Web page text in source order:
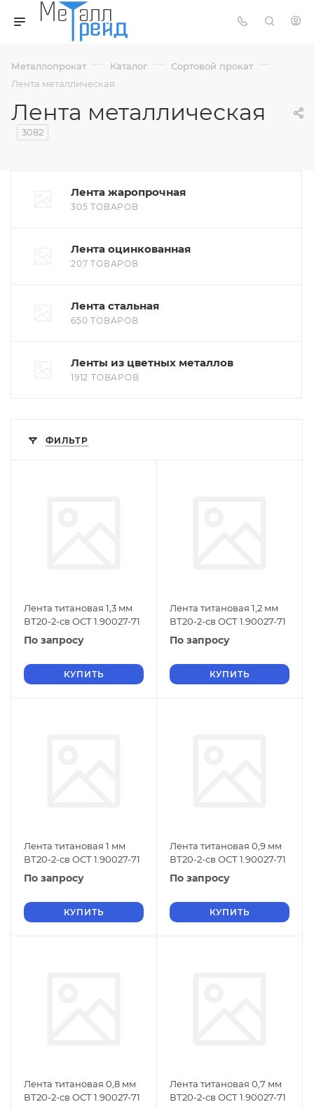
Металлопрокат — Каталог — Сортовой прокат —
Лента металлическая
Лента металлическая
3082
Лента жаропрочная
305 ТОВАРОВ
Лента оцинкованная
207 ТОВАРОВ
Лента стальная
650 ТОВАРОВ
Ленты из цветных металлов
1912 ТОВАРОВ
ФИЛЬТР
Лента титановая 1,3 мм
ВТ20-2-св ОСТ 1.90027-71
По запросу
КУПИТЬ
Лента титановая 1,2 мм
ВТ20-2-св ОСТ 1.90027-71
По запросу
КУПИТЬ
Лента титановая 1 мм
ВТ20-2-св ОСТ 1.90027-71
По запросу
КУПИТЬ
Лента титановая 0,9 мм
ВТ20-2-св ОСТ 1.90027-71
По запросу
КУПИТЬ
Лента титановая 0,8 мм
ВТ20-2-св ОСТ 1.90027-71
Лента титановая 0,7 мм
ВТ20-2-св ОСТ 1.90027-71